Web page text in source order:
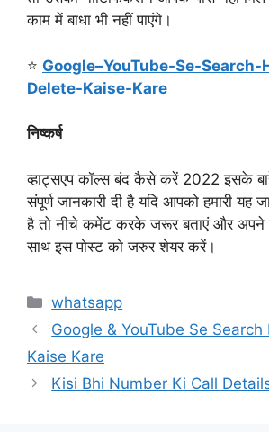
काम में बाधा भी नहीं पाएंगे।
⭐ Google–YouTube-Se-
Delete-Kaise-Kare
निष्कर्ष
व्हाट्सएप कॉल्स बंद कैसे करें 2022 इसके
संपूर्ण जानकारी दी है यदि आपको हमारी यह
है तो नीचे कमेंट करके जरूर बताएं और अपने
साथ इस पोस्ट को जरुर शेयर करें।
Categories
whatsapp
Google & YouTube Se
Kaise Kare
Kisi Bhi Number Ki Call